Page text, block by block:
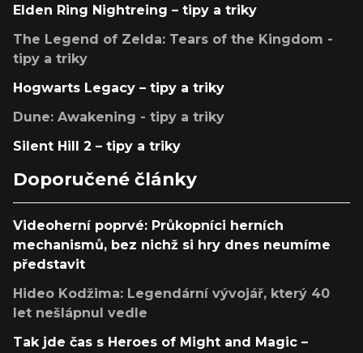
Elden Ring Nightreing – tipy a triky
The Legend of Zelda: Tears of the Kingdom -
tipy a triky
Hogwarts Legacy – tipy a triky
Dune: Awakening - tipy a triky
Silent Hill 2 – tipy a triky
Doporučené články
Videoherní poprvé: Průkopníci herních
mechanismů, bez nichž si hry dnes neumíme
představit
Hideo Kodžima: Legendární vývojář, který 40
let nešlápnul vedle
Tak jde čas s Heroes of Might and Magic –